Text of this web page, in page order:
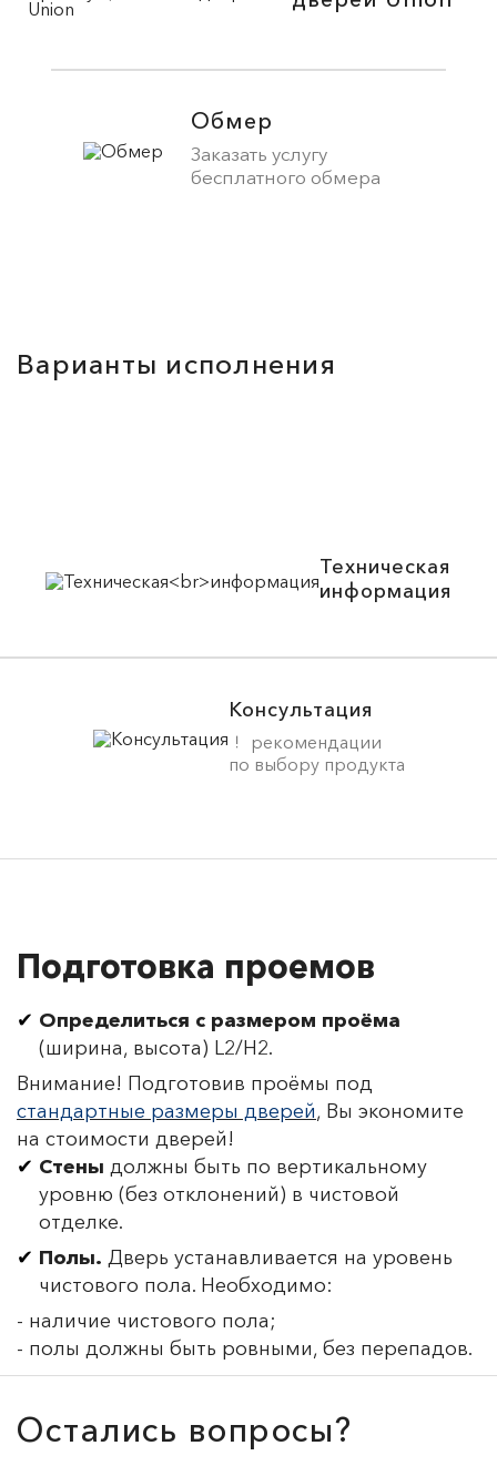
Обмер
Заказать услугу
бесплатного обмера
Варианты исполнения
Техническая
информация
Консультация
рекомендации
по выбору продукта
Подготовка проемов
Определиться с размером проёма
(ширина, высота) L2/H2.
Внимание! Подготовив проёмы под
стандартные размеры дверей, Вы экономите
на стоимости дверей!
Стены должны быть по вертикальному
уровню (без отклонений) в чистовой
отделке.
Полы. Дверь устанавливается на уровень
чистового пола. Необходимо:
- наличие чистового пола;
- полы должны быть ровными, без перепадов.
Остались вопросы?